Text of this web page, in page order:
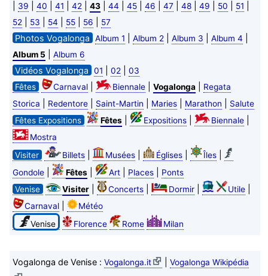
39 40 41 42 43| 44 45| 46 47 48| 49 50 51
52 53 54 55| 56 57
Photos Vogalonga Album 1 Album 2 Album 3 Album 4
Album 5 Album 6
Vidéos Vogalonga 01 02
03
Fêtes
Carnaval| Biennale| Vogalonga|
Regata
Storica
Redentore| Saint-Martin Maries| Marathon
Salute
Fêtes Expositions
Fêtes| Expositions| Biennale|
Mostra
Visiter
Billets| Musées| Églises| Îles|
Gondole| Fêtes| Art| Places|
Ponts
Venise
Visiter| Concerts| Dormir| Utile|
Carnaval|
Météo
Venise
Florence Rome Milan
Vogalonga de Venise : Vogalonga.it Vogalonga Wikipédia